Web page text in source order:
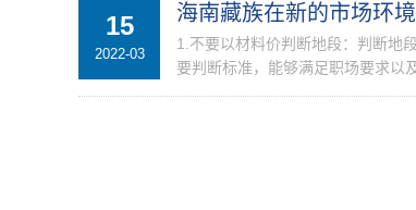
15
2022-03
海南藏族在新的市场环
1.不要以材料价判断地段：判断地
要判断标准，能够满足职场要求以